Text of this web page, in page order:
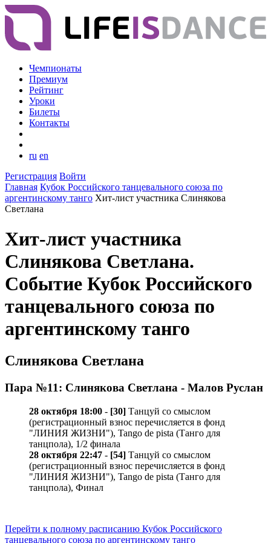
Чемпионаты
Премиум
Рейтинг
Уроки
Билеты
Контакты
ru en
Регистрация Войти
Главная Кубок Российского танцевального союза по
аргентинскому танго Хит-лист участника Слинякова
Светлана
Хит-лист участника
Слинякова Светлана.
Событие Кубок Российского
танцевального союза по
аргентинскому танго
Слинякова Светлана
Пара №11: Слинякова Светлана - Малов Руслан
28 октября 18:00 - [30] Танцуй со смыслом
(регистрационный взнос перечисляется в фонд
"ЛИНИЯ ЖИЗНИ"), Tango de pista (Танго для
танцпола), 1/2 финала
28 октября 22:47 - [54] Танцуй со смыслом
(регистрационный взнос перечисляется в фонд
"ЛИНИЯ ЖИЗНИ"), Tango de pista (Танго для
танцпола), Финал
Перейти к полному расписанию Кубок Российского
танцевального союза по аргентинскому танго